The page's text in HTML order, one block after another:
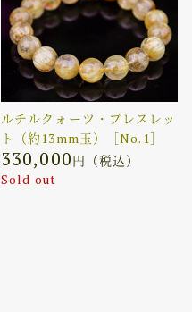
ルチルクォーツ・ブレスレッ
ト（約13mm玉）［No.1］
330,000円（税込）
Sold out